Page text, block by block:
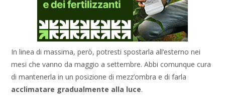
In linea di massima, però, potresti spostarla all’esterno nei
mesi che vanno da maggio a settembre. Abbi comunque cura
di mantenerla in un posizione di mezz’ombra e di farla
acclimatare gradualmente alla luce.